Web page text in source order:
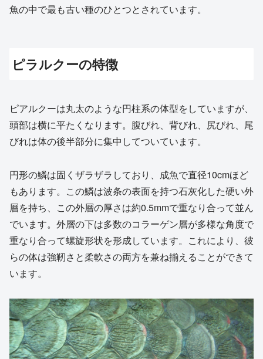
魚の中で最も古い種のひとつとされています。
ピラルクーの特徴
ピアルクーは丸太のような円柱系の体型をしていますが、
頭部は横に平たくなります。腹びれ、背びれ、尻びれ、尾
びれは体の後半部分に集中してついています。
円形の鱗は固くザラザラしており、成魚で直径10cmほど
もあります。この鱗は波条の表面を持つ石灰化した硬い外
層を持ち、この外層の厚さは約0.5mmで重なり合って並ん
でいます。外層の下は多数のコラーゲン層が多様な角度で
重なり合って螺旋形状を形成しています。これにより、彼
らの体は強靭さと柔軟さの両方を兼ね揃えることができて
います。